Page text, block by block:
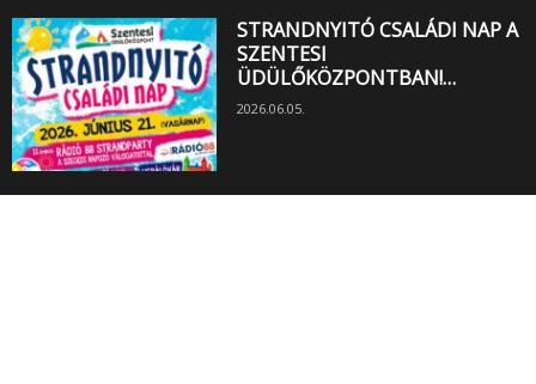
STRANDNYITÓ CSALÁDI NAP A
SZENTESI
ÜDÜLŐKÖZPONTBAN!…
2026.06.05.